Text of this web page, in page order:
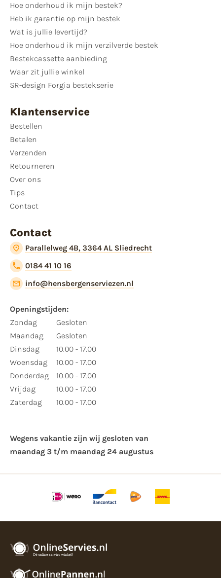
Hoe onderhoud ik mijn bestek?
Heb ik garantie op mijn bestek
Wat is jullie levertijd?
Hoe onderhoud ik mijn verzilverde bestek
Bestekcassette aanbieding
Waar zit jullie winkel
SR-design Forgia bestekserie
Klantenservice
Bestellen
Betalen
Verzenden
Retourneren
Over ons
Tips
Contact
Contact
Parallelweg 4B, 3364 AL Sliedrecht
0184 41 10 16
info@hensbergenserviezen.nl
Openingstijden:
Zondag
Maandag
Dinsdag
Woensdag
Donderdag
Vrijdag
Zaterdag
Gesloten
Gesloten
10.00 - 17.00
10.00 - 17.00
10.00 - 17.00
10.00 - 17.00
10.00 - 17.00
Wegens vakantie zijn wij gesloten van ​
maandag 3 t/m maandag 24 augustus